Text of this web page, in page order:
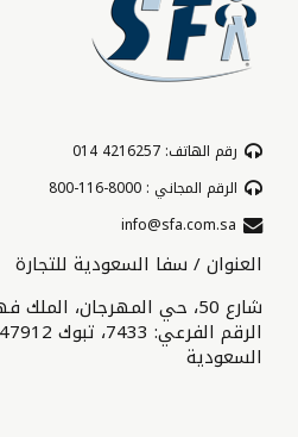
رقم الهاتف: 4216257 014
الرقم المجاني : 8000-116-800
info@sfa.com.sa
العنوان / سفا السعودية للتجارة
السعودية